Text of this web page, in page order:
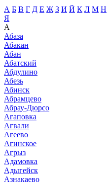
А Б В Г Д Е Ж З И Й К Л М Н
Я
А
Абаза
Абакан
Абан
Абатский
Абдулино
Абезь
Абинск
Абрамцево
Абрау-Дюрсо
Агаповка
Агвали
Агеево
Агинское
Агрыз
Адамовка
Адыгейск
Азнакаево